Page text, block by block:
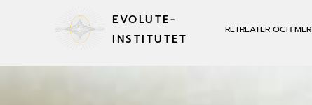
RETREATER OCH MER
EVOLUTE-
INSTITUTET